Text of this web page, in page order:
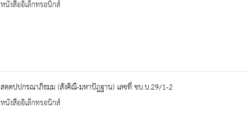
หนังสืออิเล็กทรอนิกส์
สตฺตปฺปกรณาภิธมฺม (สังคิณี-มหาปัฎฐาน) เลขที่ ชบ.บ.29/1-2
หนังสืออิเล็กทรอนิกส์